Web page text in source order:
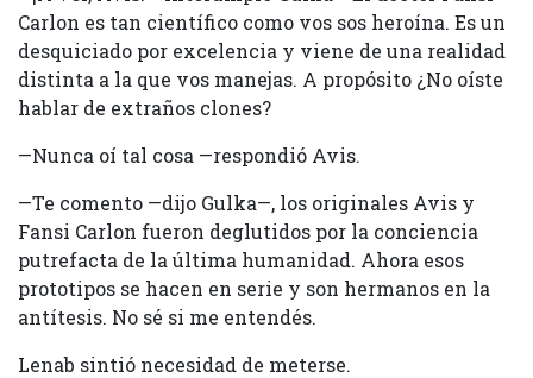
Carlon es tan científico como vos sos heroína. Es un
desquiciado por excelencia y viene de una realidad
distinta a la que vos manejas. A propósito ¿No oíste
hablar de extraños clones?
—Nunca oí tal cosa —respondió Avis.
—Te comento —dijo Gulka—, los originales Avis y
Fansi Carlon fueron deglutidos por la conciencia
putrefacta de la última humanidad. Ahora esos
prototipos se hacen en serie y son hermanos en la
antítesis. No sé si me entendés.
Lenab sintió necesidad de meterse.